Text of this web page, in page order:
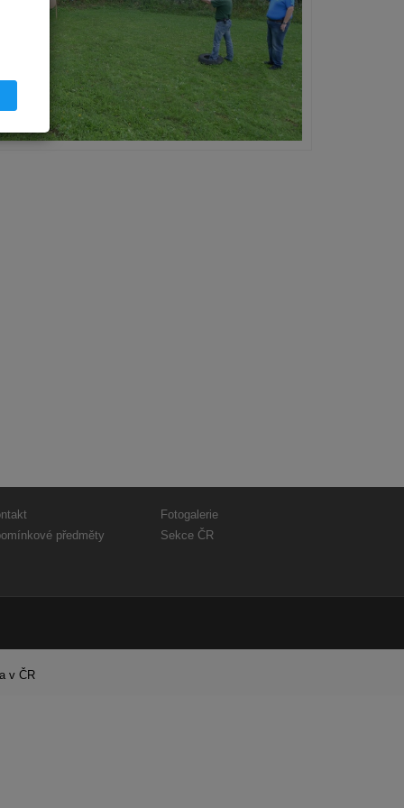
předměty
Fotogalerie
Sekce ČR
v ČR